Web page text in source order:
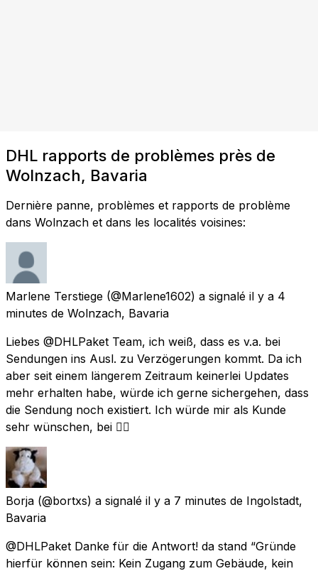
DHL rapports de problèmes près de
Wolnzach, Bavaria
Dernière panne, problèmes et rapports de problème
dans Wolnzach et dans les localités voisines:
Marlene Terstiege (@Marlene1602) a signalé il y a 4
minutes de Wolnzach, Bavaria
Liebes @DHLPaket Team, ich weiß, dass es v.a. bei
Sendungen ins Ausl. zu Verzögerungen kommt. Da ich
aber seit einem längerem Zeitraum keinerlei Updates
mehr erhalten habe, würde ich gerne sichergehen, dass
die Sendung noch existiert. Ich würde mir als Kunde
sehr wünschen, bei 👇🏻
Borja (@bortxs) a signalé il y a 7 minutes de Ingolstadt,
Bavaria
@DHLPaket Danke für die Antwort! da stand “Gründe
hierfür können sein: Kein Zugang zum Gebäude, kein